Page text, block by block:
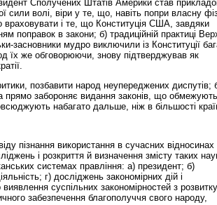
Сполучених Штатів Америки став
сили волі, віри у те, що, навіть попри власну
враховувати і те, що Конституція США, завдяки
поправок в закони; б) традиційній практиці
засновники мудро виключили із Конституції
їх же обговорюючи, знову підтверджував як
позбавити народ неупереджених диспутів;
прямо забороняє видання законів, що обмежують
набагато дальше, ніж в більшості
пізнання використання в сучасних відносинах
і розкриття й визначення змісту таких
системах правління: а) президент; б)
г) досліджень закономірних дій і
суспільних закономірностей з розвитку
забезпечення благополуччя свого народу,